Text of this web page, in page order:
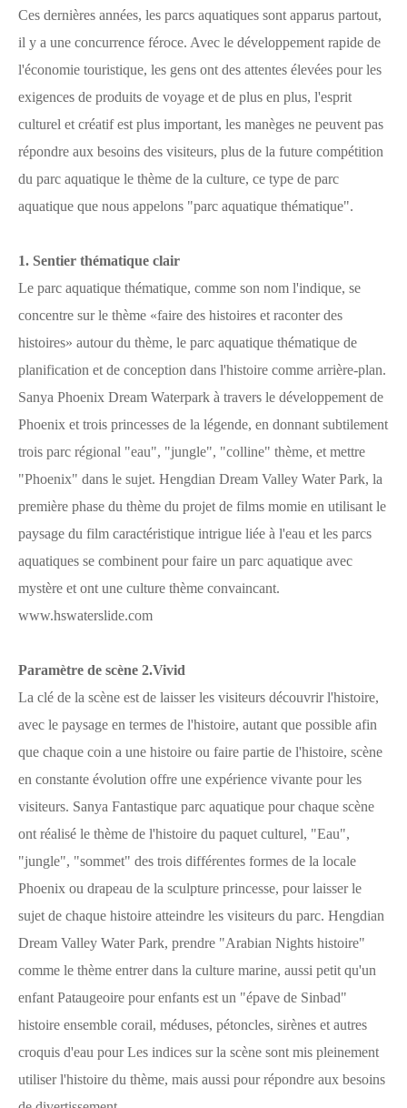
Ces dernières années, les parcs aquatiques sont apparus partout,
il y a une concurrence féroce. Avec le développement rapide de
l'économie touristique, les gens ont des attentes élevées pour les
exigences de produits de voyage et de plus en plus, l'esprit
culturel et créatif est plus important, les manèges ne peuvent pas
répondre aux besoins des visiteurs, plus de la future compétition
du parc aquatique le thème de la culture, ce type de parc
aquatique que nous appelons "parc aquatique thématique".
1. Sentier thématique clair
Le parc aquatique thématique, comme son nom l'indique, se
concentre sur le thème «faire des histoires et raconter des
histoires» autour du thème, le parc aquatique thématique de
planification et de conception dans l'histoire comme arrière-plan.
Sanya Phoenix Dream Waterpark à travers le développement de
Phoenix et trois princesses de la légende, en donnant subtilement
trois parc régional "eau", "jungle", "colline" thème, et mettre
"Phoenix" dans le sujet. Hengdian Dream Valley Water Park, la
première phase du thème du projet de films momie en utilisant le
paysage du film caractéristique intrigue liée à l'eau et les parcs
aquatiques se combinent pour faire un parc aquatique avec
mystère et ont une culture thème convaincant.
www.hswaterslide.com
Paramètre de scène 2.Vivid
La clé de la scène est de laisser les visiteurs découvrir l'histoire,
avec le paysage en termes de l'histoire, autant que possible afin
que chaque coin a une histoire ou faire partie de l'histoire, scène
en constante évolution offre une expérience vivante pour les
visiteurs. Sanya Fantastique parc aquatique pour chaque scène
ont réalisé le thème de l'histoire du paquet culturel, "Eau",
"jungle", "sommet" des trois différentes formes de la locale
Phoenix ou drapeau de la sculpture princesse, pour laisser le
sujet de chaque histoire atteindre les visiteurs du parc. Hengdian
Dream Valley Water Park, prendre "Arabian Nights histoire"
comme le thème entrer dans la culture marine, aussi petit qu'un
enfant Pataugeoire pour enfants est un "épave de Sinbad"
histoire ensemble corail, méduses, pétoncles, sirènes et autres
croquis d'eau pour Les indices sur la scène sont mis pleinement
utiliser l'histoire du thème, mais aussi pour répondre aux besoins